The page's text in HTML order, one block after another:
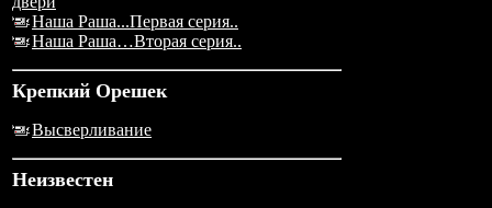
Наша Раша...Первая серия..
Наша Раша…Вторая серия..
Крепкий Орешек
Высверливание
Неизвестен